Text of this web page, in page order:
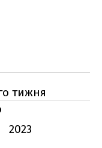
тижня
2023